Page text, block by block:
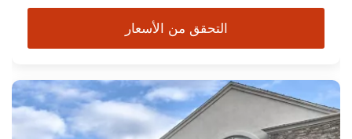
التحقق من الأسعار